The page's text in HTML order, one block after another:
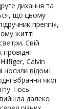
дихання та
що цьому
преппі»,
житті
Свій
Calvin
носили відомі
вбрання якої
І ось
далеко